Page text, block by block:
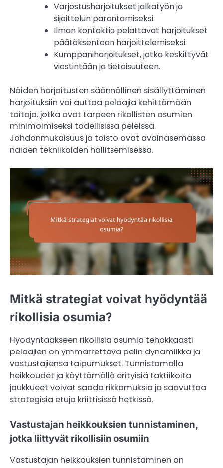
Varjostusharjoitukset jalkatyön ja
sijoittelun parantamiseksi.
Ilman kontaktia pelattavat harjoitukset
päätöksenteon harjoittelemiseksi.
Kumppaniharjoitukset, jotka keskittyvät
viestintään ja tietoisuuteen.
Näiden harjoitusten säännöllinen sisällyttäminen
harjoituksiin voi auttaa pelaajia kehittämään
taitoja, jotka ovat tarpeen rikollisten osumien
minimoimiseksi todellisissa peleissä.
Johdonmukaisuus ja toisto ovat avainasemassa
näiden tekniikoiden hallitsemisessa.
Mitkä strategiat voivat hyödyntää
rikollisia osumia?
Hyödyntääkseen rikollisia osumia tehokkaasti
pelaajien on ymmärrettävä pelin dynamiikka ja
vastustajiensa taipumukset. Tunnistamalla
heikkoudet ja käyttämällä erityisiä taktiikoita
joukkueet voivat saada rikkomuksia ja saavuttaa
strategisia etuja kriittisissä hetkissä.
Vastustajan heikkouksien tunnistaminen,
jotka liittyvät rikollisiin osumiin
Vastustajan heikkouksien tunnistaminen on